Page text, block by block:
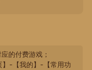
的付费游戏；
】-【我的】-【常用功